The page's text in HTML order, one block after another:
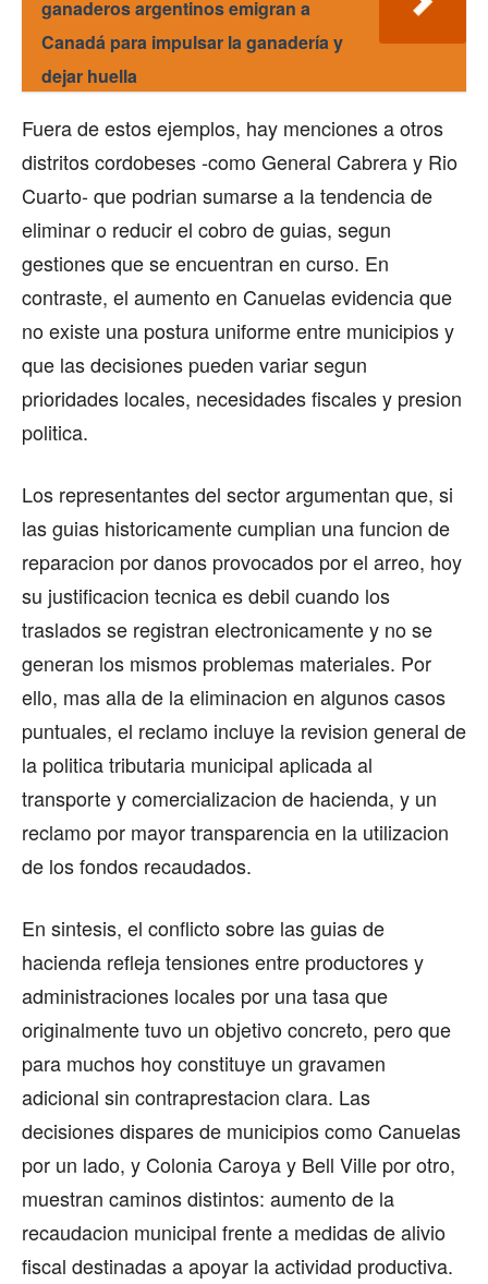
ganaderos argentinos emigran a
Canadá para impulsar la ganadería y
dejar huella
Fuera de estos ejemplos, hay menciones a otros
distritos cordobeses -como General Cabrera y Rio
Cuarto- que podrian sumarse a la tendencia de
eliminar o reducir el cobro de guias, segun
gestiones que se encuentran en curso. En
contraste, el aumento en Canuelas evidencia que
no existe una postura uniforme entre municipios y
que las decisiones pueden variar segun
prioridades locales, necesidades fiscales y presion
politica.
Los representantes del sector argumentan que, si
las guias historicamente cumplian una funcion de
reparacion por danos provocados por el arreo, hoy
su justificacion tecnica es debil cuando los
traslados se registran electronicamente y no se
generan los mismos problemas materiales. Por
ello, mas alla de la eliminacion en algunos casos
puntuales, el reclamo incluye la revision general de
la politica tributaria municipal aplicada al
transporte y comercializacion de hacienda, y un
reclamo por mayor transparencia en la utilizacion
de los fondos recaudados.
En sintesis, el conflicto sobre las guias de
hacienda refleja tensiones entre productores y
administraciones locales por una tasa que
originalmente tuvo un objetivo concreto, pero que
para muchos hoy constituye un gravamen
adicional sin contraprestacion clara. Las
decisiones dispares de municipios como Canuelas
por un lado, y Colonia Caroya y Bell Ville por otro,
muestran caminos distintos: aumento de la
recaudacion municipal frente a medidas de alivio
fiscal destinadas a apoyar la actividad productiva.